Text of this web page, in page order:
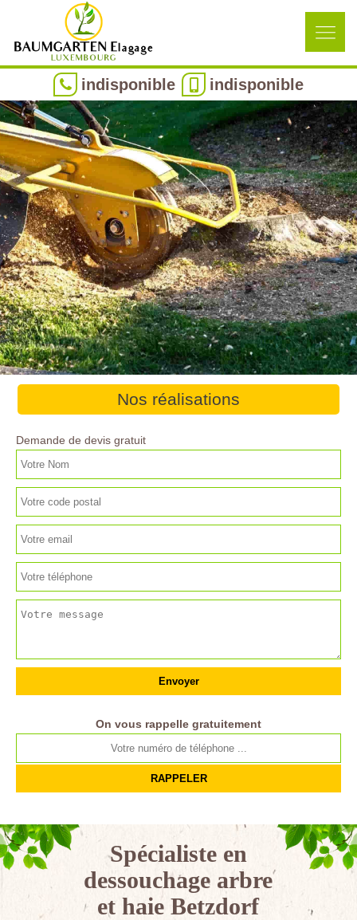
indisponible indisponible
Nos réalisations
Demande de devis gratuit
On vous rappelle gratuitement
Spécialiste en
dessouchage arbre
et haie Betzdorf